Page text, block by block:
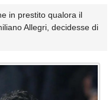
in prestito qualora il
Allegri, decidesse di